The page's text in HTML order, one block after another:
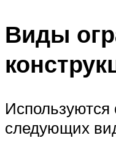
Виды
Используются
следующих